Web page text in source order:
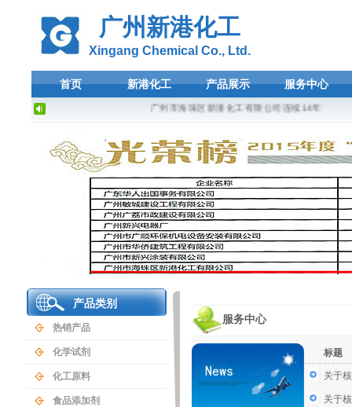
广州新港化工
Xingang Chemical Co., Ltd.
首页 新港化工 产品展示 服务中心
广州市海珠区新港化工有限公司连续14年荣登广
产品类别
热销产品
化学试剂
化工原料
食品添加剂
服务中心
标题
关于
关于